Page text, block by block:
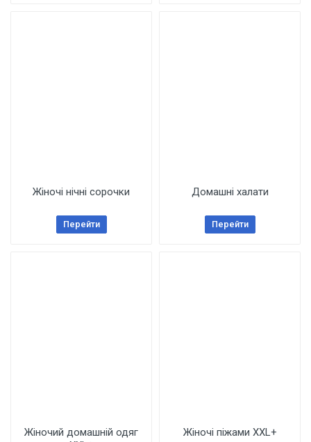
Жіночі нічні сорочки
Перейти
Домашні халати
Перейти
Жіночий домашній одяг
Жіночі піжами XXL+